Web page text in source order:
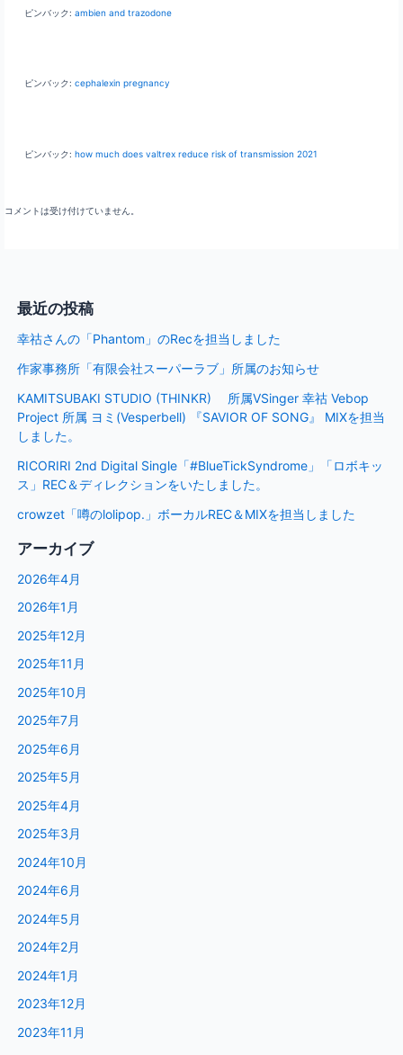
ピンバック: ambien and trazodone
ピンバック: cephalexin pregnancy
ピンバック: how much does valtrex reduce risk of transmission 2021
コメントは受け付けていません。
最近の投稿
幸祜さんの「Phantom」のRecを担当しました
作家事務所「有限会社スーパーラブ」所属のお知らせ
KAMITSUBAKI STUDIO (THINKR) 所属VSinger 幸祜 Vebop
Project 所属 ヨミ(Vesperbell) 『SAVIOR OF SONG』 MIXを担当
しました。
RICORIRI 2nd Digital Single「#BlueTickSyndrome」「ロボキッ
ス」REC＆ディレクションをいたしました。
crowzet「噂のlolipop.」ボーカルREC＆MIXを担当しました
アーカイブ
2026年4月
2026年1月
2025年12月
2025年11月
2025年10月
2025年7月
2025年6月
2025年5月
2025年4月
2025年3月
2024年10月
2024年6月
2024年5月
2024年2月
2024年1月
2023年12月
2023年11月